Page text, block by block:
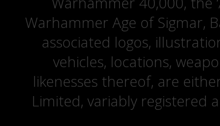
Warhammer Age of Sigmar,
associated logos,
vehicles, locations,
likenesses thereof, are
Limited, variably registered